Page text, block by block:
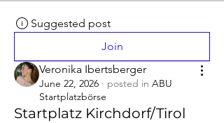
Suggested post
Join
Veronika Ibertsberger
June 22, 2026 · posted in ABU
Startplatzbörse
Startplatz Kirchdorf/Tirol